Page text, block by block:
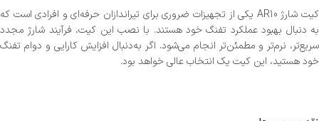
کیت شارژ AR10 یکی از تجهیزات ضروری برای تیراندازان حرفه‌ای و افرادی است که
به دنبال بهبود عملکرد تفنگ خود هستند. با نصب این کیت، فرآیند شارژ مجدد
سریع‌تر، نرم‌تر و مطمئن‌تر انجام می‌شود. اگر به‌دنبال افزایش کارایی و دوام تفنگ
خود هستید، این کیت یک انتخاب عالی خواهد بود.